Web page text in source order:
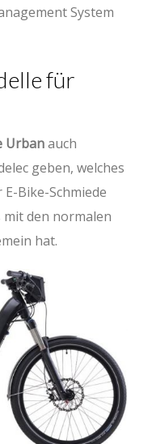
System
für
Urbanauch
geben, welches
Bike-Schmiede
den normalen
hat.